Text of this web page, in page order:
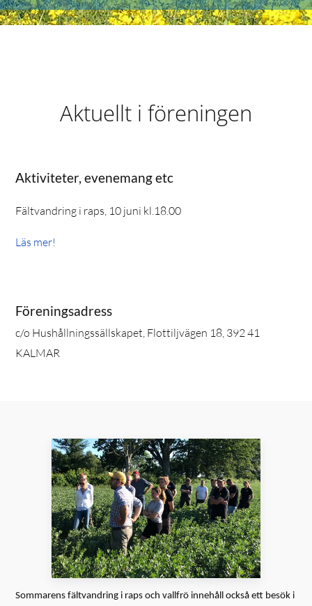
Aktuellt i föreningen
Aktiviteter, evenemang etc
Fältvandring i raps, 10 juni kl.18.00
Läs mer!
Föreningsadress
c/o Hushållningssällskapet, Flottiljvägen 18, 392 41
KALMAR
Sommarens fältvandring i raps och vallfrö innehåll också ett besök i